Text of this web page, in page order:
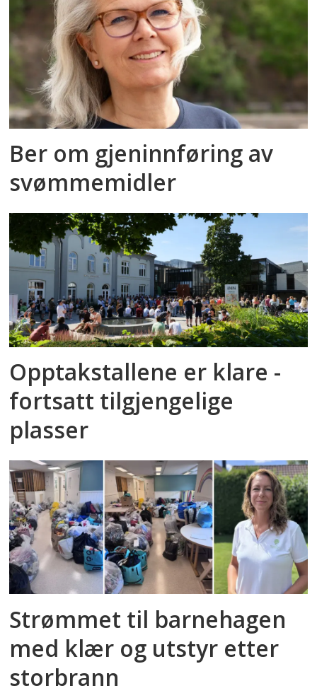
Ber om gjeninnføring av
svømmemidler
Opptakstallene er klare -
fortsatt tilgjengelige
plasser
Strømmet til barnehagen
med klær og utstyr etter
storbrann